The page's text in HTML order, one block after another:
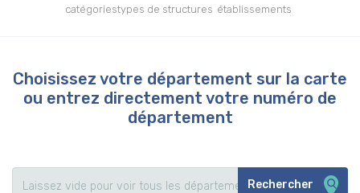
catégoriestypes de structures établissements
Choisissez votre département sur la carte
ou entrez directement votre numéro de
département
Rechercher